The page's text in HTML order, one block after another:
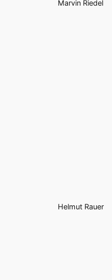
Marvin Riedel
Helmut Rauer